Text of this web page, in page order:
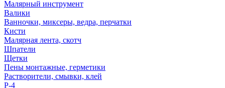
Малярный инструмент
Валики
Ванночки, миксеры, ведра, перчатки
Кисти
Малярная лента, скотч
Шпатели
Щетки
Пены монтажные, герметики
Растворители, смывки, клей
Р-4